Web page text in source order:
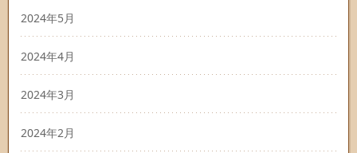
2024年5月
2024年4月
2024年3月
2024年2月